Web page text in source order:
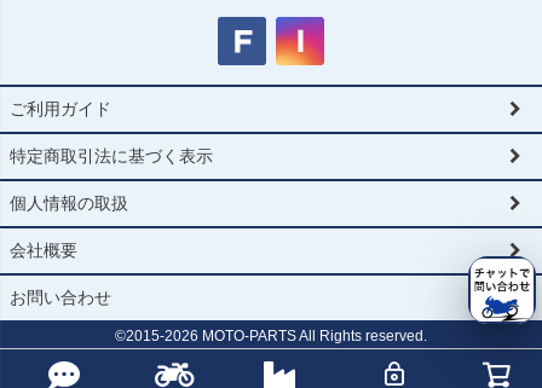
ご利用ガイド
特定商取引法に基づく表示
個人情報の取扱
会社概要
お問い合わせ
©2015-2026 MOTO-PARTS All Rights reserved.